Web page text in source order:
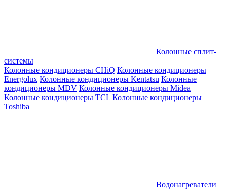
Колонные сплит-
системы
Колонные кондиционеры CHiQ Колонные кондиционеры
Energolux Колонные кондиционеры Kentatsu Колонные
кондиционеры MDV Колонные кондиционеры Midea
Колонные кондиционеры TCL Колонные кондиционеры
Toshiba
Водонагреватели